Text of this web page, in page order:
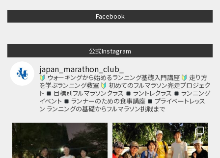
Facebook
公式Instagram
japan_marathon_club_
ウォーキングから始めるランニング基礎入門講座
走り方
を学ぶランニング教室
初めてのフルマラソン完走プロジェク
ト
目標別フルマラソンクラス ラントレクラス
ランニング
イベント
ランナーのための食事講座
プライベートレッス
ン ランニングの基礎からフルマラソン挑戦まで